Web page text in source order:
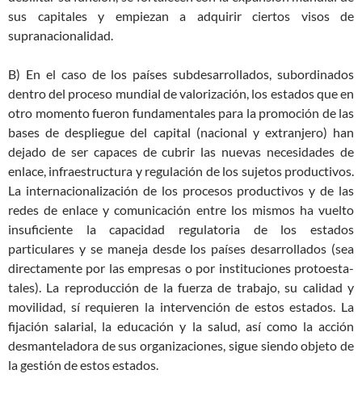
sus capitales y empiezan a adquirir ciertos visos de
supranacionalidad.
B) En el caso de los países subdesarrollados, subordinados
dentro del proceso mundial de valorización, los estados que en
otro momento fueron fundamentales para la promoción de las
bases de despliegue del capital (nacional y extranjero) han
dejado de ser capaces de cubrir las nuevas necesidades de
enlace, infraestructura y regulación de los sujetos productivos.
La internacionalización de los procesos productivos y de las
redes de enlace y comunicación entre los mismos ha vuelto
insuficiente la capacidad regulatoria de los estados
particulares y se maneja desde los países desarrollados (sea
directamente por las empresas o por instituciones protoesta-
tales). La reproducción de la fuerza de trabajo, su calidad y
movilidad, sí requieren la intervención de estos estados. La
fijación salarial, la educación y la salud, así como la acción
desmanteladora de sus organizaciones, sigue siendo objeto de
la gestión de estos estados.